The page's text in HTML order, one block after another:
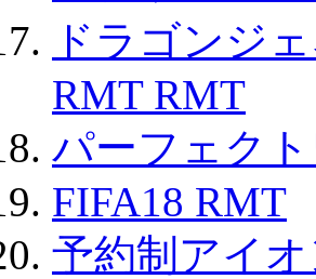
ドラゴンジ
RMT RMT
パーフェク
FIFA18 RMT
予約制アイ